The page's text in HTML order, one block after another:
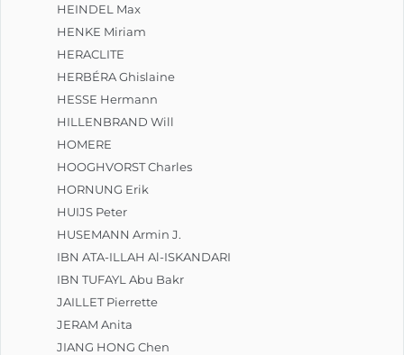
HEINDEL Max
HENKE Miriam
HERACLITE
HERBÉRA Ghislaine
HESSE Hermann
HILLENBRAND Will
HOMERE
HOOGHVORST Charles
HORNUNG Erik
HUIJS Peter
HUSEMANN Armin J.
IBN ATA-ILLAH Al-ISKANDARI
IBN TUFAYL Abu Bakr
JAILLET Pierrette
JERAM Anita
JIANG HONG Chen